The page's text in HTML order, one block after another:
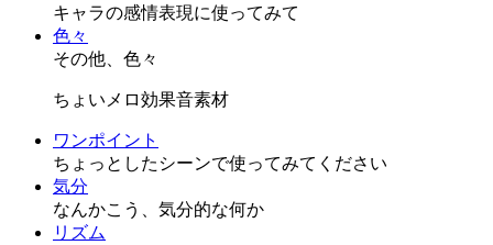
キャラの感情表現に使ってみて
色々
その他、色々
ちょいメロ効果音素材
ワンポイント
ちょっとしたシーンで使ってみてください
気分
なんかこう、気分的な何か
リズム